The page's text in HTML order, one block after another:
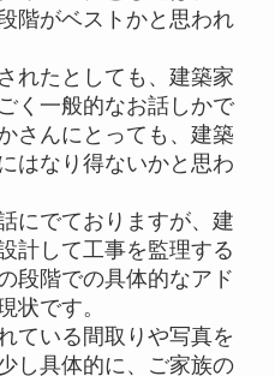
階がベストかと思われ
れたとしても、建築家
く一般的なお話しかで
さんにとっても、建築
はなり得ないかと思わ
にでておりますが、建
計して工事を監理する
段階での具体的なアド
状です。
ている間取りや写真を
し具体的に、ご家族の